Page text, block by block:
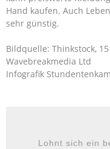
Hand kaufen. Auch
sehr günstig.
Bildquelle: Thinkstock,
Wavebreakmedia Ltd
Infografik
Lohnt sich ein